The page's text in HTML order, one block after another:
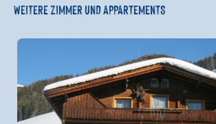
WEITERE ZIMMER UND APPARTEMENTS